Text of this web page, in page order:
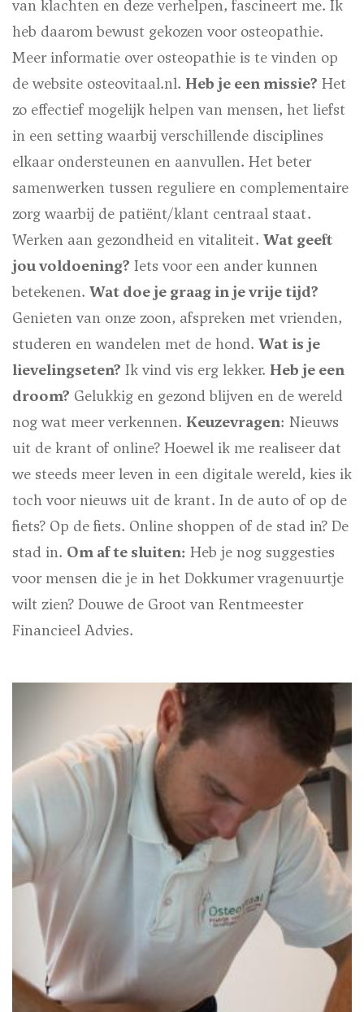
van klachten en deze verhelpen, fascineert me. Ik
heb daarom bewust gekozen voor osteopathie.
Meer informatie over osteopathie is te vinden op
de website osteovitaal.nl. Heb je een missie? Het
zo effectief mogelijk helpen van mensen, het liefst
in een setting waarbij verschillende disciplines
elkaar ondersteunen en aanvullen. Het beter
samenwerken tussen reguliere en complementaire
zorg waarbij de patiënt/klant centraal staat.
Werken aan gezondheid en vitaliteit. Wat geeft
jou voldoening? Iets voor een ander kunnen
betekenen. Wat doe je graag in je vrije tijd?
Genieten van onze zoon, afspreken met vrienden,
studeren en wandelen met de hond. Wat is je
lievelingseten? Ik vind vis erg lekker. Heb je een
droom? Gelukkig en gezond blijven en de wereld
nog wat meer verkennen. Keuzevragen: Nieuws
uit de krant of online? Hoewel ik me realiseer dat
we steeds meer leven in een digitale wereld, kies ik
toch voor nieuws uit de krant. In de auto of op de
fiets? Op de fiets. Online shoppen of de stad in? De
stad in. Om af te sluiten: Heb je nog suggesties
voor mensen die je in het Dokkumer vragenuurtje
wilt zien? Douwe de Groot van Rentmeester
Financieel Advies.